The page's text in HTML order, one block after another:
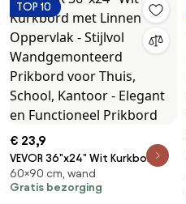
Pennen, Magnetisch Bord Wit
TOP 10
€ 23,9
VEVOR 36"x24" Wit Kurkbord
met Linnen Oppervlak - Stijlvol
Wandgemonteerd Prikbord
60×90 cm, wand
Gratis bezorging